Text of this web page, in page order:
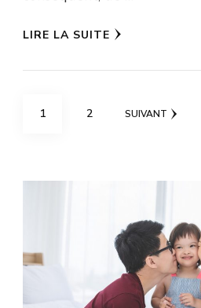
LIRE LA SUITE
Pagination
PAGE
1 PAGE
2 SUIVANT